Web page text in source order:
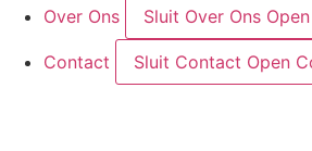
Over Ons Sluit Over Ons
Contact Sluit Contact Open